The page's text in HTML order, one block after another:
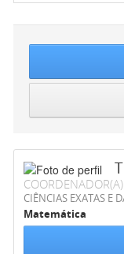
COORDENADOR(A)
CIÊNCIAS EXATAS E
Matemática